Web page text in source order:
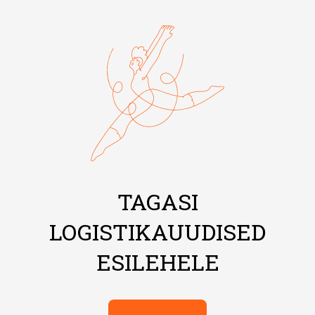
TAGASI
LOGISTIKAUUDISED
ESILEHELE